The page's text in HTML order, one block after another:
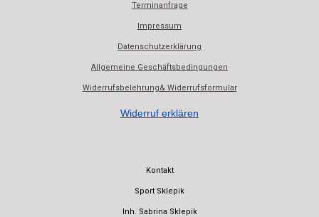
o
o
A
p
Terminanfrage
Impressum
Datenschutzerklärung
Allgemeine Geschäftsbedingungen
Widerrufsbelehrung& Widerrufsformular
Widerruf erklären
Kontakt
Sport Sklepik
Inh. Sabrina Sklepik